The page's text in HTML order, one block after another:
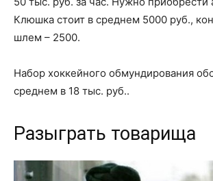
Клюшка стоит в среднем 5000 руб.,
шлем – 2500.
Набор хоккейного обмундирования
среднем в 18 тыс. руб..
Разыграть товарища